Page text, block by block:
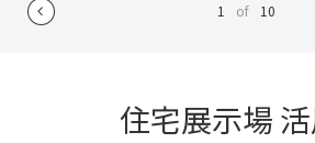
1 of 10
住宅展示場